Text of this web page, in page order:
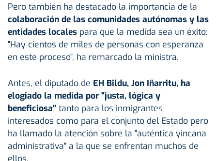
Pero también ha destacado la importancia de la
colaboración de las comunidades autónomas y las
entidades locales para que la medida sea un éxito:
"Hay cientos de miles de personas con esperanza
en este proceso", ha remarcado la ministra.
Antes, el diputado de EH Bildu, Jon Iñarritu, ha
elogiado la medida por "justa, lógica y
beneficiosa" tanto para los inmigrantes
interesados como para el conjunto del Estado pero
ha llamado la atención sobre la "auténtica yincana
administrativa" a la que se enfrentan muchos de
ellos.